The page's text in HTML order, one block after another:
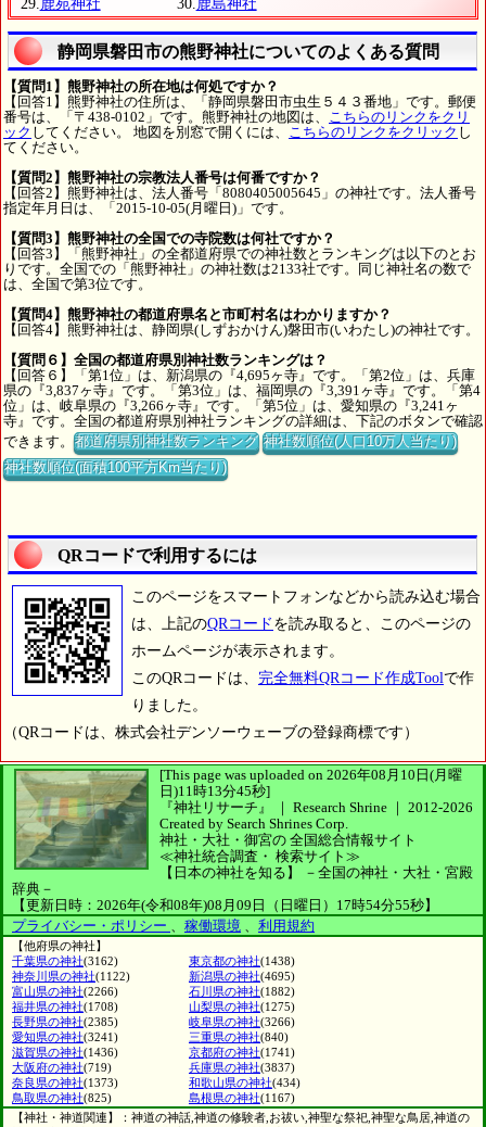
29.鹿苑神社 30.鹿島神社
静岡県磐田市の熊野神社についてのよくある質問
【質問1】熊野神社の所在地は何処ですか？
【回答1】熊野神社の住所は、「静岡県磐田市虫生５４３番地」です。郵便
番号は、「〒438-0102」です。熊野神社の地図は、 こちらのリンクをクリ
ック してください。 地図を別窓で開くには、 こちらのリンクをクリック し
てください。
【質問2】熊野神社の宗教法人番号は何番ですか？
【回答2】熊野神社は、法人番号「8080405005645」の神社です。法人番号
指定年月日は、「2015-10-05(月曜日)」です。
【質問3】熊野神社の全国での寺院数は何社ですか？
【回答3】「熊野神社」の全都道府県での神社数とランキングは以下のとお
りです。全国での「熊野神社」の神社数は2133社です。同じ神社名の数で
は、全国で第3位です。
【質問4】熊野神社の都道府県名と市町村名はわかりますか？
【回答4】熊野神社は、静岡県(しずおかけん)磐田市(いわたし)の神社です。
【質問６】全国の都道府県別神社数ランキングは？
【回答６】「第1位」は、新潟県の『4,695ヶ寺』です。「第2位」は、兵庫
県の『3,837ヶ寺』です。「第3位」は、福岡県の『3,391ヶ寺』です。「第4
位」は、岐阜県の『3,266ヶ寺』です。「第5位」は、愛知県の『3,241ヶ
寺』です。全国の都道府県別神社ランキングの詳細は、下記のボタンで確認
できます。都道府県別神社数ランキング 神社数順位(人口10万人当たり)
神社数順位(面積100平方Km当たり)
QRコードで利用するには
このページをスマートフォンなどから読み込む場合
は、上記のQRコード を読み取ると、このページの
ホームページが表示されます。
このQRコードは、 完全無料QRコード作成Toolで作
りました。
（QRコードは、株式会社デンソーウェーブの登録商標です）
[This page was uploaded on 2026年08月10日(月曜
日)11時13分45秒]
『神社リサーチ』 ｜ Research Shrine ｜ 2012-2026
Created by Search Shrines Corp.
神社・大社・御宮の 全国総合情報サイト
≪神社統合調査・ 検索サイト≫
【日本の神社を知る】
－全国の神社・大社・宮殿
辞典－
【更新日時：2026年(令和08年)08月09日（日曜日）17時54分55秒】
プライバシー・ポリシー 、 稼働環境 、 利用規約
【他府県の神社】
千葉県の神社(3162) 東京都の神社(1438)
神奈川県の神社(1122) 新潟県の神社(4695)
富山県の神社(2266) 石川県の神社(1882)
福井県の神社(1708) 山梨県の神社(1275)
長野県の神社(2385) 岐阜県の神社(3266)
愛知県の神社(3241) 三重県の神社(840)
滋賀県の神社(1436) 京都府の神社(1741)
大阪府の神社(719) 兵庫県の神社(3837)
奈良県の神社(1373) 和歌山県の神社(434)
鳥取県の神社(825) 島根県の神社(1167)
【神社・神道関連】：神道の神話,神道の修験者,お祓い,神聖な祭祀,神聖な鳥居,神道の